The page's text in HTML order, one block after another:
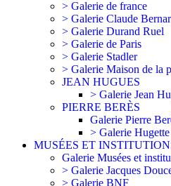
> Galerie de france
> Galerie Claude
> Galerie Durand Ruel
> Galerie de Paris
> Galerie Stadler
> Galerie Maison de la
JEAN HUGUES
> Galerie Jean
PIERRE BERÈS
Galerie Pierre
> Galerie
MUSÉES ET
Galerie Musées et
> Galerie Jacques
> Galerie BNF